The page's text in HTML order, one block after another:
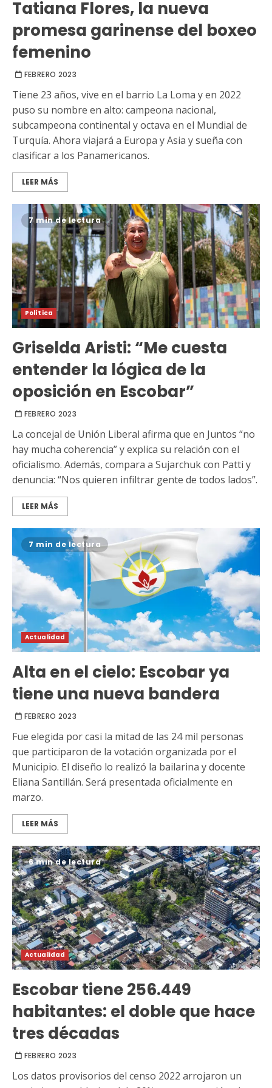
Tatiana Flores, la nueva
promesa garinense del boxeo
femenino
FEBRERO 2023
Tiene 23 años, vive en el barrio La Loma y en 2022
puso su nombre en alto: campeona nacional,
subcampeona continental y octava en el Mundial de
Turquía. Ahora viajará a Europa y Asia y sueña con
clasificar a los Panamericanos.
LEER MÁS
7 min de lectura
Política
Griselda Aristi: “Me cuesta
entender la lógica de la
oposición en Escobar”
FEBRERO 2023
La concejal de Unión Liberal afirma que en Juntos “no
hay mucha coherencia” y explica su relación con el
oficialismo. Además, compara a Sujarchuk con Patti y
denuncia: “Nos quieren infiltrar gente de todos lados”.
LEER MÁS
7 min de lectura
Actualidad
Alta en el cielo: Escobar ya
tiene una nueva bandera
FEBRERO 2023
Fue elegida por casi la mitad de las 24 mil personas
que participaron de la votación organizada por el
Municipio. El diseño lo realizó la bailarina y docente
Eliana Santillán. Será presentada oficialmente en
marzo.
LEER MÁS
6 min de lectura
Actualidad
Escobar tiene 256.449
habitantes: el doble que hace
tres décadas
FEBRERO 2023
Los datos provisorios del censo 2022 arrojaron un